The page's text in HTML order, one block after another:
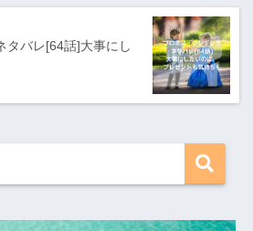
タバレ[64話]大事にし